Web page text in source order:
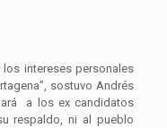
intereses personales
sostuvo Andrés
a los ex candidatos
respaldo, ni al pueblo